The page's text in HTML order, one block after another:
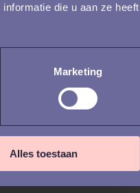
die u aan ze heeft
Marketing
Alles toestaan
/ DIGITALE
risico’s
overslaan
(en
je ze kunt